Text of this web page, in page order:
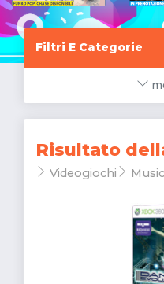
Filtri E Categorie
Risultato
Videogiochi